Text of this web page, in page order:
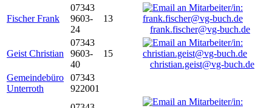
Fischer Frank
07343
9603-
24
13
frank.fischer@vg-buch.de
Geist Christian
07343
9603-
40
15
christian.geist@vg-buch.de
Gemeindebüro
Unterroth
07343
922001